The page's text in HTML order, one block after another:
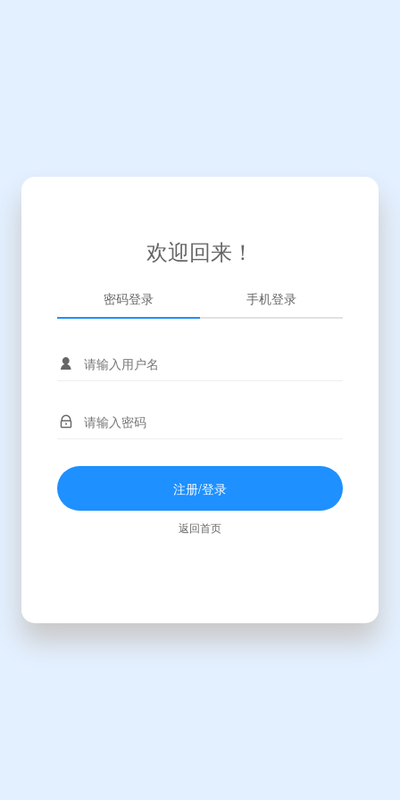
欢迎回来！
密码登录 手机登录
注册/登录
返回首页